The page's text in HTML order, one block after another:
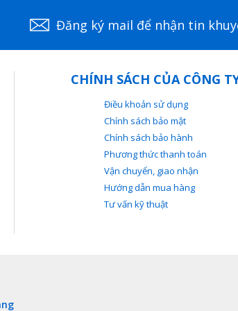
bởi Sieuthimedia.vn đã được kiểm tra đạt
giao hàng.
hiện giao dịch mua hàng.
người dùng sẽ được thu hồi (sản phẩm
gói hàng kiểm tra đúng sản phẩm và sản
Đăng ký mail để nhận tin
CHÍNH SÁCH CỦA CÔNG
Điều khoản sử dụng
Chính sách bảo mật
Chính sách bảo hành
Phương thức thanh toán
Vận chuyển, giao nhận
Hướng dẫn mua hàng
Tư vấn kỹ thuật